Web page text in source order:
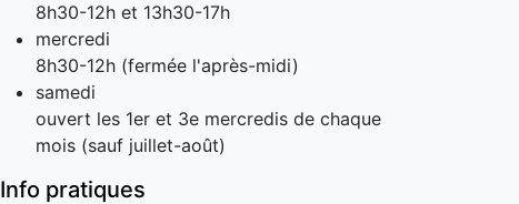
8h30-12h et 13h30-17h
mercredi
8h30-12h (fermée l'après-midi)
samedi
ouvert les 1er et 3e mercredis de chaque
mois (sauf juillet-août)
Info pratiques